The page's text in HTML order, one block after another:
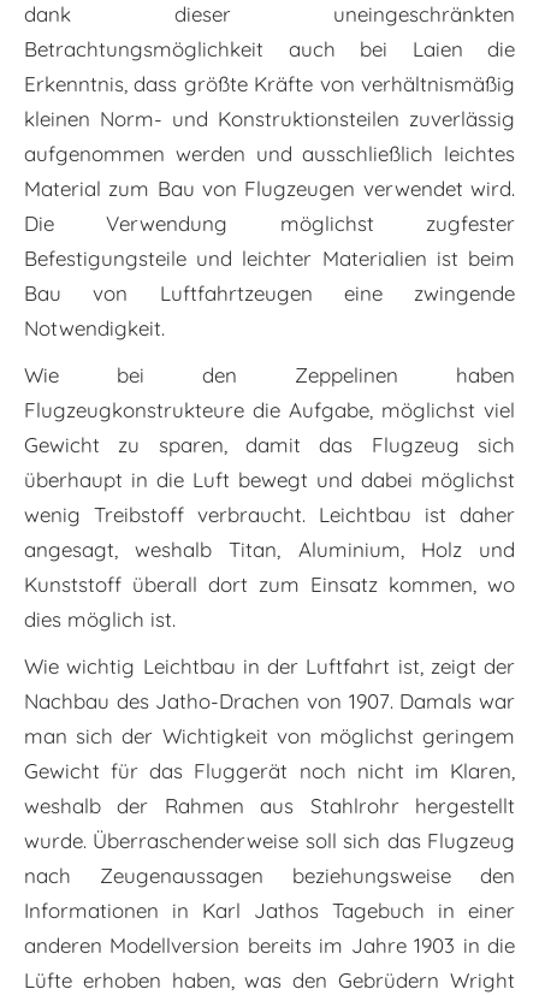
dank dieser uneingeschränkten
Betrachtungsmöglichkeit auch bei Laien die
Erkenntnis, dass größte Kräfte von verhältnismäßig
kleinen Norm- und Konstruktionsteilen zuverlässig
aufgenommen werden und ausschließlich leichtes
Material zum Bau von Flugzeugen verwendet wird.
Die Verwendung möglichst zugfester
Befestigungsteile und leichter Materialien ist beim
Bau von Luftfahrtzeugen eine zwingende
Notwendigkeit.
Wie bei den Zeppelinen haben
Flugzeugkonstrukteure die Aufgabe, möglichst viel
Gewicht zu sparen, damit das Flugzeug sich
überhaupt in die Luft bewegt und dabei möglichst
wenig Treibstoff verbraucht. Leichtbau ist daher
angesagt, weshalb Titan, Aluminium, Holz und
Kunststoff überall dort zum Einsatz kommen, wo
dies möglich ist.
Wie wichtig Leichtbau in der Luftfahrt ist, zeigt der
Nachbau des Jatho-Drachen von 1907. Damals war
man sich der Wichtigkeit von möglichst geringem
Gewicht für das Fluggerät noch nicht im Klaren,
weshalb der Rahmen aus Stahlrohr hergestellt
wurde. Überraschenderweise soll sich das Flugzeug
nach Zeugenaussagen beziehungsweise den
Informationen in Karl Jathos Tagebuch in einer
anderen Modellversion bereits im Jahre 1903 in die
Lüfte erhoben haben, was den Gebrüdern Wright